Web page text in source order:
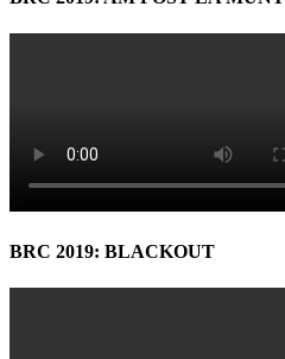
BRC 2019: BLACKOUT